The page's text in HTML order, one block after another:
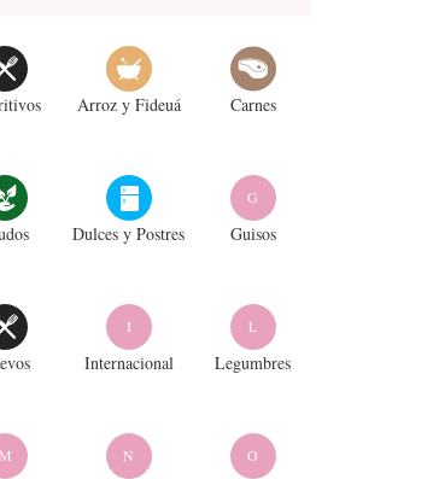
Arroz y Fideuá Carnes
Dulces y Postres
G
Guisos
I
Internacional
L
Legumbres
M N O